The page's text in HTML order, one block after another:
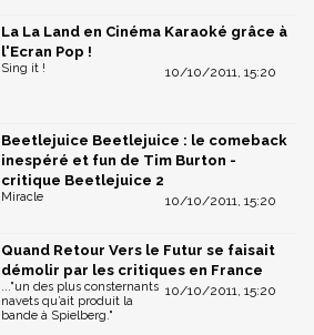
La La Land en Cinéma Karaoké grâce à
l'Ecran Pop !
10/10/2011, 15:20
Sing it !
Beetlejuice Beetlejuice : le comeback
inespéré et fun de Tim Burton -
critique Beetlejuice 2
10/10/2011, 15:20
Miracle
Quand Retour Vers le Futur se faisait
démolir par les critiques en France
10/10/2011, 15:20
..."un des plus consternants
navets qu’ait produit la
bande à Spielberg."